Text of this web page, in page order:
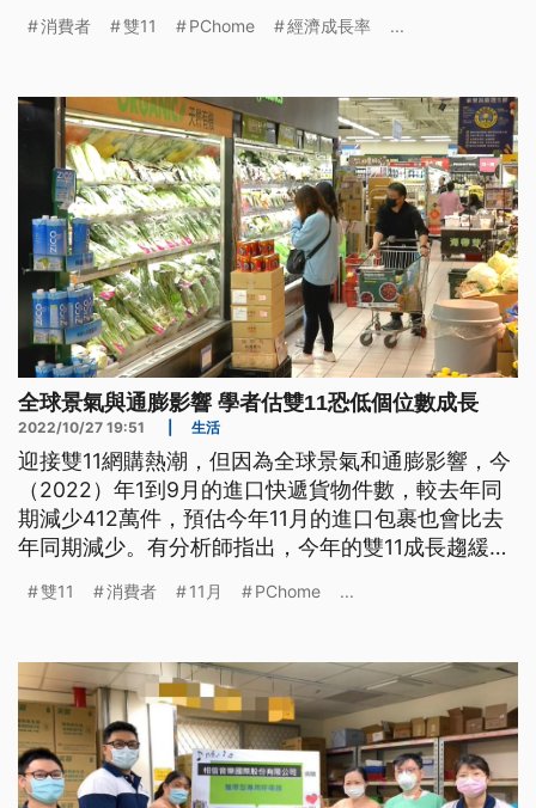
消費者更願意到實體消費。
消費者 雙11 PChome 經濟成長率 ...
全球景氣與通膨影響 學者估雙11恐低個位數成長
2022/10/27 19:51 生活
迎接雙11網購熱潮，但因為全球景氣和通膨影響，今
（2022）年1到9月的進口快遞貨物件數，較去年同
期減少412萬件，預估今年11月的進口包裹也會比去
年同期減少。有分析師指出，今年的雙11成長趨緩，
查，10月的消費者信心總指數，已經創下13年新低。
雙11 消費者 11月 PChome ...